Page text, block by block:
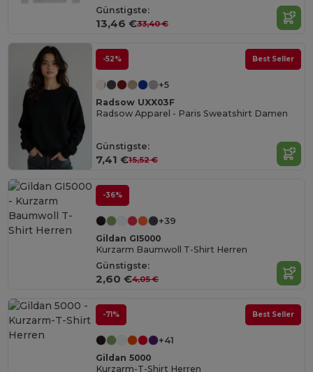
Günstigste:
13,46 €33,40 €
-52% Best Seller
+5
Radsow UXX03F
Radsow Apparel - Paris Sweatshirt Damen
Günstigste:
7,41 €15,52 €
-36%
+39
Gildan GI5000
Kurzarm Baumwoll T-Shirt Herren
Günstigste:
2,60 €4,05 €
-71% Best Seller
+41
Gildan 5000
Kurzarm-T-Shirt Herren